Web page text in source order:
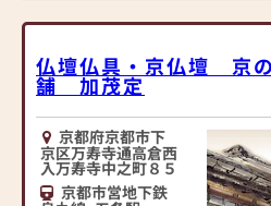
て、
それをご親戚、お知り
合いの方にお伝えいた
だいたおかげだと思っ
ております。
これからも「ご縁」を
大切にし、日々感謝を
仏壇仏具・京仏壇 京
舗 加茂定
京都府京都市下
京区万寿寺通高倉西
入万寿寺中之町８５
京都市営地下鉄